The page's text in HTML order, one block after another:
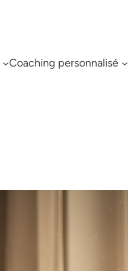
Coaching personnalisé